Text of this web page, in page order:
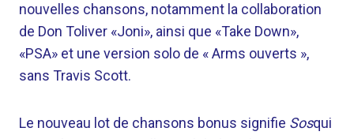
nouvelles chansons, notamment la collaboration
de Don Toliver «Joni», ainsi que «Take Down»,
«PSA» et une version solo de « Arms ouverts »,
sans Travis Scott.
Le nouveau lot de chansons bonus signifie Sosqui